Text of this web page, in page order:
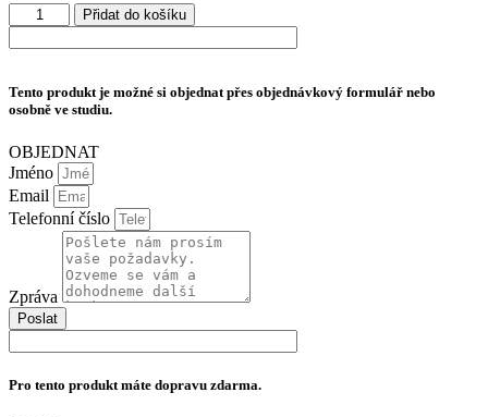
647
Wireworld
Platinum
Eclipse
XLR
množství
Přidat do košíku
Tento produkt je možné si objednat přes objednávkový formulář nebo
osobně ve studiu.
OBJEDNAT
Jméno
Email
Telefonní číslo
Zpráva
Poslat
Pro tento produkt máte dopravu zdarma.